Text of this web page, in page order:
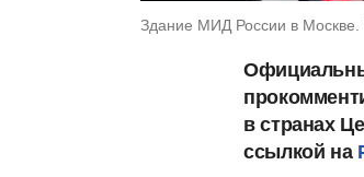
Здание МИД России в
в странах
ссылкой на